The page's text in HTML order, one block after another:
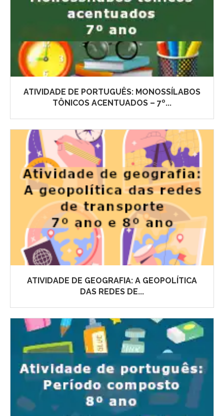
ATIVIDADE DE PORTUGUÊS: MONOSSÍLABOS
TÔNICOS ACENTUADOS – 7º...
ATIVIDADE DE GEOGRAFIA: A GEOPOLÍTICA
DAS REDES DE...